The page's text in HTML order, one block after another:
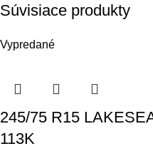
Súvisiace produkty
Vypredané
245/75 R15
113K